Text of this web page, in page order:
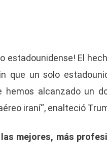
estadounidense! El
que un solo
alcanzado un
iraní“, enalteció
mejores, más